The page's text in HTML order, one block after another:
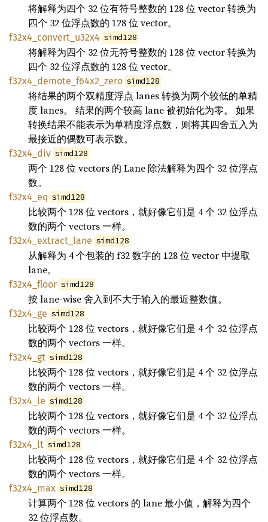
将解释为四个 32 位有符号整数的 128 位 vector 转换为
四个 32 位浮点数的 128 位 vector。
f32x4_convert_u32x4 simd128
将解释为四个 32 位无符号整数的 128 位 vector 转换为
四个 32 位浮点数的 128 位 vector。
f32x4_demote_f64x2_zero simd128
将结果的两个双精度浮点 lanes 转换为两个较低的单精
度 lanes。 结果的两个较高 lane 被初始化为零。 如果
转换结果不能表示为单精度浮点数，则将其四舍五入为
最接近的偶数可表示数。
f32x4_div simd128
两个 128 位 vectors 的 Lane 除法解释为四个 32 位浮点
数。
f32x4_eq simd128
比较两个 128 位 vectors，就好像它们是 4 个 32 位浮点
数的两个 vectors 一样。
f32x4_extract_lane simd128
从解释为 4 个包装的 f32 数字的 128 位 vector 中提取
lane。
f32x4_floor simd128
按 lane-wise 舍入到不大于输入的最近整数值。
f32x4_ge simd128
比较两个 128 位 vectors，就好像它们是 4 个 32 位浮点
数的两个 vectors 一样。
f32x4_gt simd128
比较两个 128 位 vectors，就好像它们是 4 个 32 位浮点
数的两个 vectors 一样。
f32x4_le simd128
比较两个 128 位 vectors，就好像它们是 4 个 32 位浮点
数的两个 vectors 一样。
f32x4_lt simd128
比较两个 128 位 vectors，就好像它们是 4 个 32 位浮点
数的两个 vectors 一样。
f32x4_max simd128
计算两个 128 位 vectors 的 lane 最小值，解释为四个
32 位浮点数。